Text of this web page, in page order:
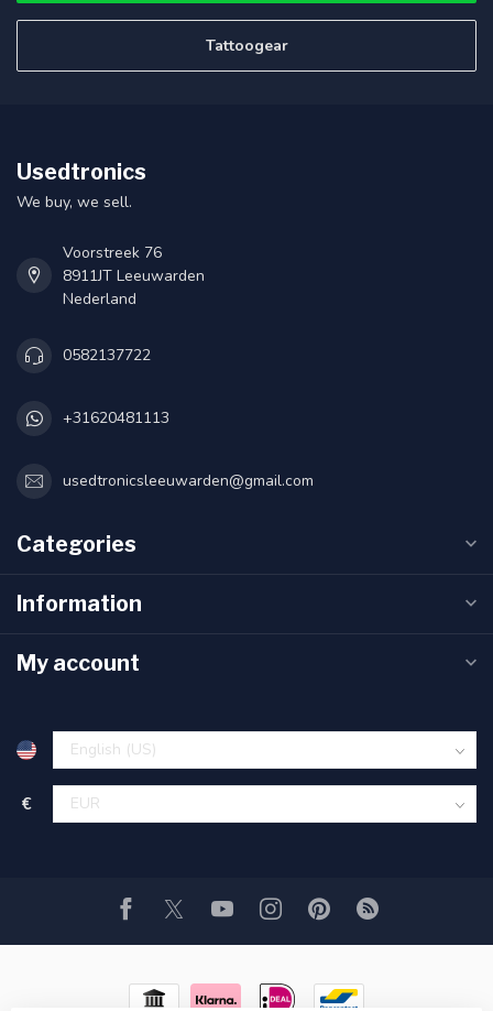
Tattoogear
Usedtronics
We buy, we sell.
Voorstreek 76
8911JT Leeuwarden
Nederland
0582137722
+31620481113
usedtronicsleeuwarden@gmail.com
Categories
Information
My account
€